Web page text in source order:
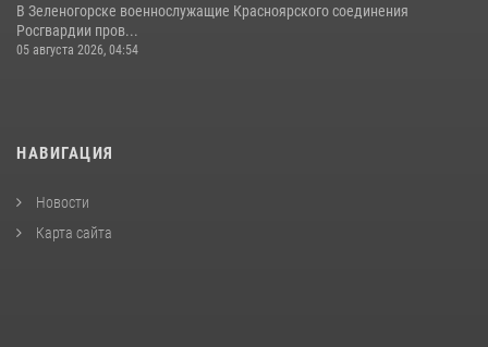
В Зеленогорске военнослужащие Красноярского соединения
Росгвардии пров...
05 августа 2026, 04:54
НАВИГАЦИЯ
Новости
Карта сайта